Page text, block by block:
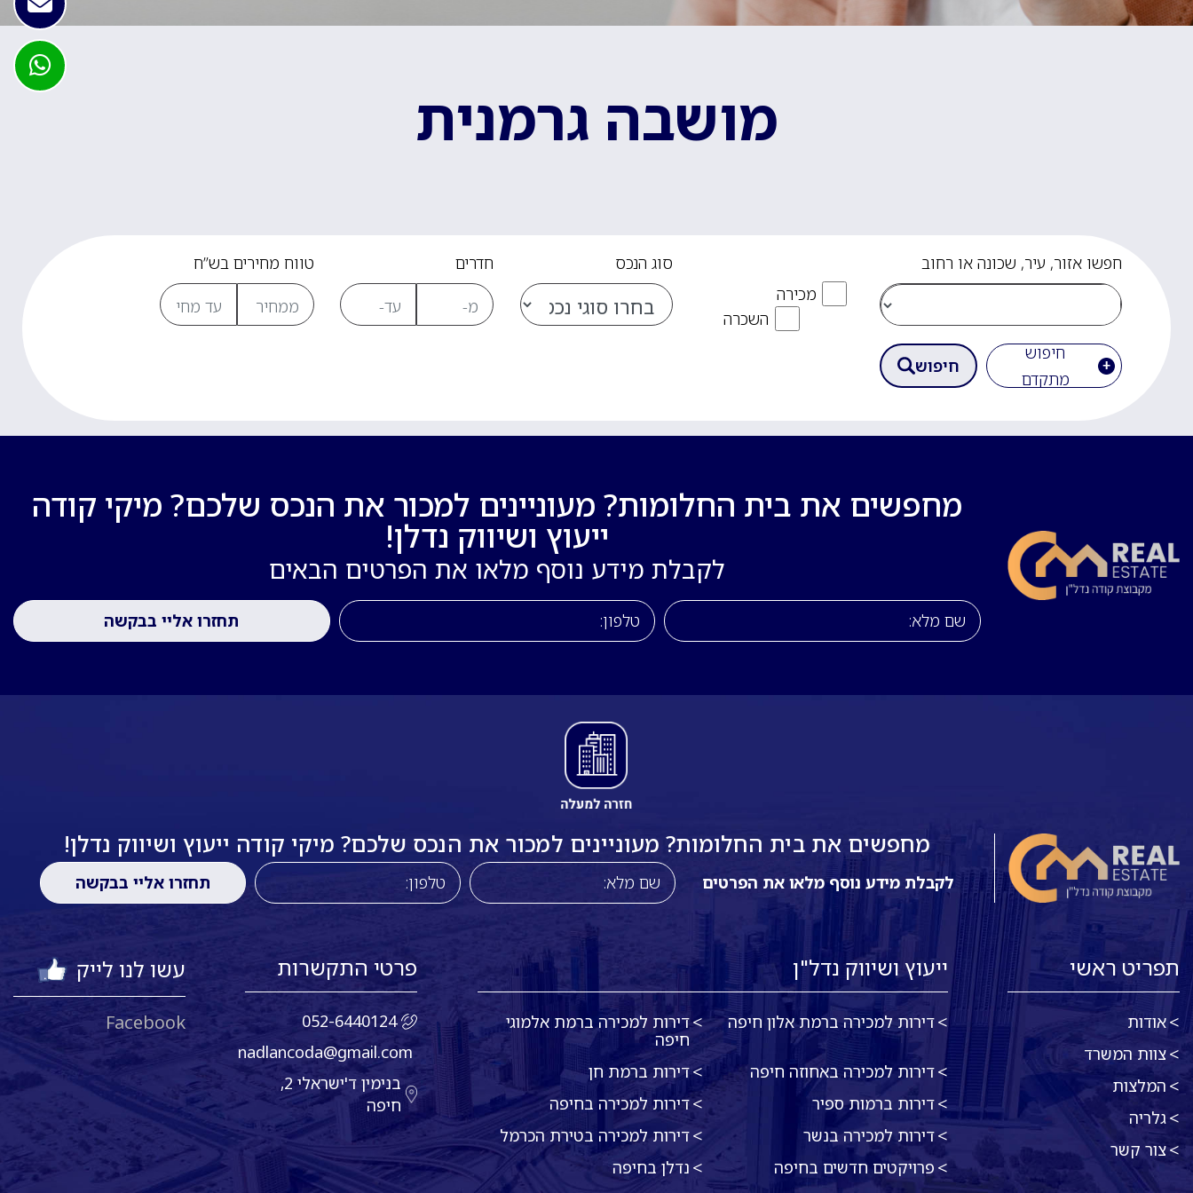
מושבה גרמנית
חפשו אזור, עיר, שכונה או רחוב
מכירה
השכרה
סוג הנכס חדרים טווח מחירים בש”ח
חיפוש
מתקדם
חיפוש
מחפשים את בית החלומות? מעוניינים למכור את הנכס שלכם? מיקי קודה
ייעוץ ושיווק נדלן!
לקבלת מידע נוסף מלאו את הפרטים הבאים
מחפשים את בית החלומות? מעוניינים למכור את הנכס שלכם? מיקי קודה ייעוץ ושיווק נדלן!
לקבלת מידע נוסף מלאו את הפרטים
תפריט ראשי
אודות
צוות המשרד
המלצות
גלריה
צור קשר
ייעוץ ושיווק נדל"ן
דירות למכירה ברמת אלון חיפה
דירות למכירה ברמת אלמוגי
חיפה
דירות למכירה באחוזה חיפה
דירות ברמת חן
דירות ברמות ספיר
דירות למכירה בחיפה
דירות למכירה בנשר
דירות למכירה בטירת הכרמל
פרויקטים חדשים בחיפה
נדלן בחיפה
פרטי התקשרות
052-6440124
nadlancoda@gmail.com
בנימין ד'ישראלי 2,
חיפה
עשו לנו לייק
Facebook